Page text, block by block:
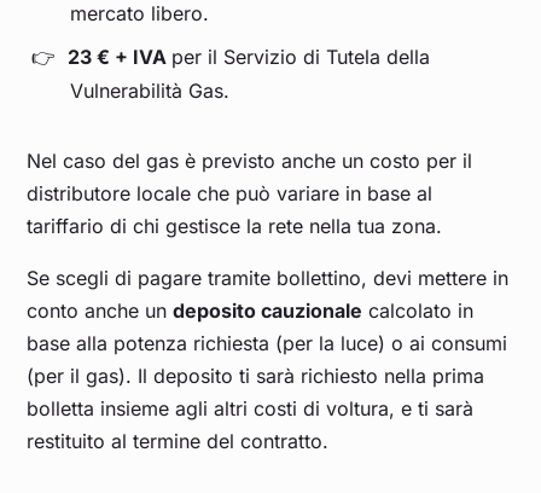
mercato libero.
23 € + IVA per il Servizio di Tutela della
Vulnerabilità Gas.
Nel caso del gas è previsto anche un costo per il
distributore locale che può variare in base al
tariffario di chi gestisce la rete nella tua zona.
Se scegli di pagare tramite bollettino, devi mettere in
conto anche undeposito cauzionale calcolato in
base alla potenza richiesta (per la luce) o ai consumi
(per il gas). Il deposito ti sarà richiesto nella prima
bolletta insieme agli altri costi di voltura, e ti sarà
restituito al termine del contratto.